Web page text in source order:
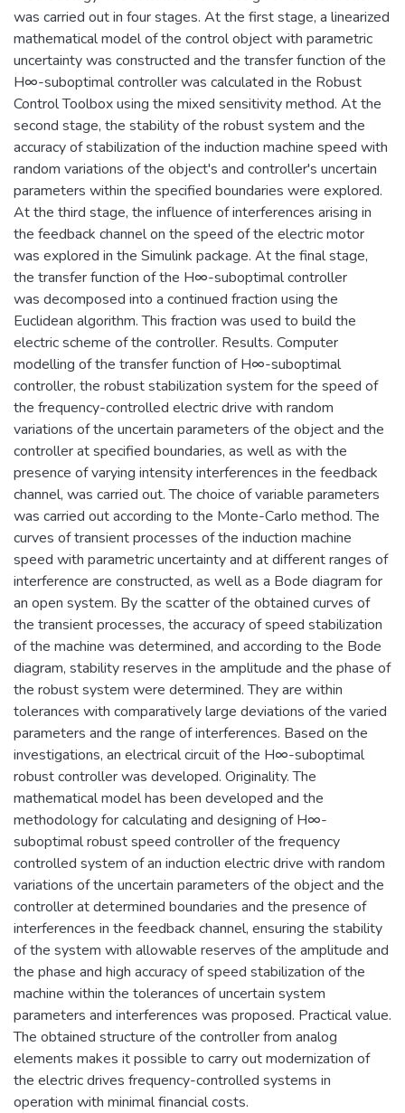
was carried out in four stages. At the first stage, a linearized
mathematical model of the control object with parametric
uncertainty was constructed and the transfer function of the
H∞-suboptimal controller was calculated in the Robust
Control Toolbox using the mixed sensitivity method. At the
second stage, the stability of the robust system and the
accuracy of stabilization of the induction machine speed with
random variations of the object's and controller's uncertain
parameters within the specified boundaries were explored.
At the third stage, the influence of interferences arising in
the feedback channel on the speed of the electric motor
was explored in the Simulink package. At the final stage,
the transfer function of the H∞-suboptimal controller
was decomposed into a continued fraction using the
Euclidean algorithm. This fraction was used to build the
electric scheme of the controller. Results. Computer
modelling of the transfer function of H∞-suboptimal
controller, the robust stabilization system for the speed of
the frequency-controlled electric drive with random
variations of the uncertain parameters of the object and the
controller at specified boundaries, as well as with the
presence of varying intensity interferences in the feedback
channel, was carried out. The choice of variable parameters
was carried out according to the Monte-Carlo method. The
curves of transient processes of the induction machine
speed with parametric uncertainty and at different ranges of
interference are constructed, as well as a Bode diagram for
an open system. By the scatter of the obtained curves of
the transient processes, the accuracy of speed stabilization
of the machine was determined, and according to the Bode
diagram, stability reserves in the amplitude and the phase of
the robust system were determined. They are within
tolerances with comparatively large deviations of the varied
parameters and the range of interferences. Based on the
investigations, an electrical circuit of the H∞-suboptimal
robust controller was developed. Originality. The
mathematical model has been developed and the
methodology for calculating and designing of H∞-
suboptimal robust speed controller of the frequency
controlled system of an induction electric drive with random
variations of the uncertain parameters of the object and the
controller at determined boundaries and the presence of
interferences in the feedback channel, ensuring the stability
of the system with allowable reserves of the amplitude and
the phase and high accuracy of speed stabilization of the
machine within the tolerances of uncertain system
parameters and interferences was proposed. Practical value.
The obtained structure of the controller from analog
elements makes it possible to carry out modernization of
the electric drives frequency-controlled systems in
operation with minimal financial costs.